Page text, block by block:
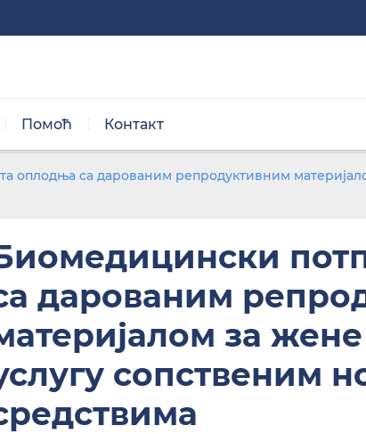
Помоћ Контакт
Црно/бела тема
оплодња са дарованим репродуктивним
дарованим
за жене
сопственим